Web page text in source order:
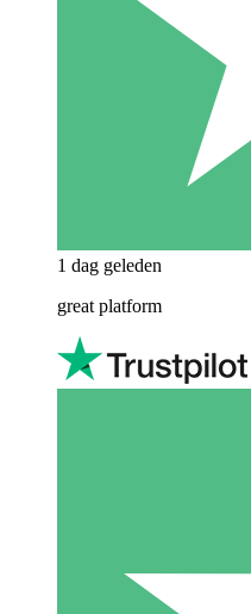
1 dag geleden
great platform